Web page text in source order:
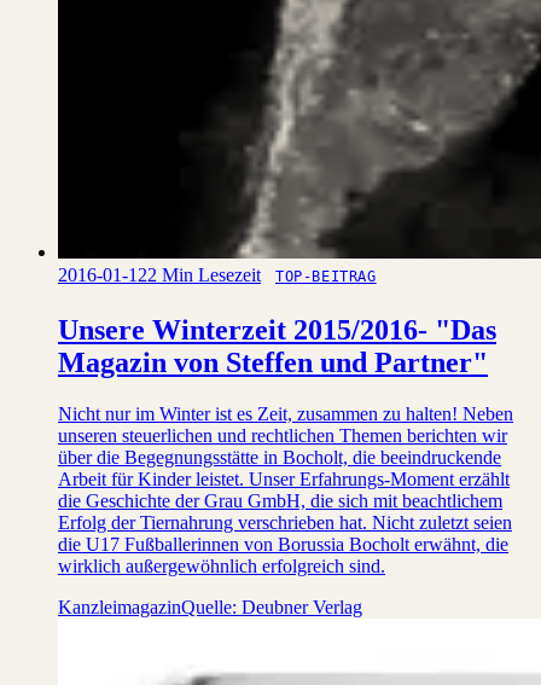
2016-01-122 Min Lesezeit TOP-BEITRAG
Unsere Winterzeit 2015/2016- "Das
Magazin von Steffen und Partner"
Nicht nur im Winter ist es Zeit, zusammen zu halten! Neben
unseren steuerlichen und rechtlichen Themen berichten wir
über die Begegnungsstätte in Bocholt, die beeindruckende
Arbeit für Kinder leistet. Unser Erfahrungs-Moment erzählt
die Geschichte der Grau GmbH, die sich mit beachtlichem
Erfolg der Tiernahrung verschrieben hat. Nicht zuletzt seien
die U17 Fußballerinnen von Borussia Bocholt erwähnt, die
wirklich außergewöhnlich erfolgreich sind.
KanzleimagazinQuelle: Deubner Verlag